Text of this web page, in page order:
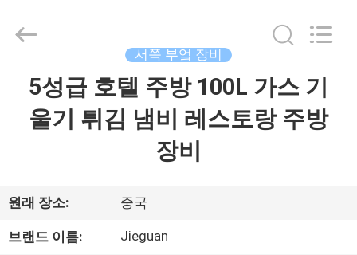
화
2026
equipments
Reserved.
서쪽 부엌 장비
5성급 호텔 주방 100L 가스 기
울기 튀김 냄비 레스토랑 주방
장비
원래 장소: 중국
브랜드 이름: Jieguan